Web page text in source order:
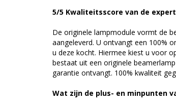
5/5 Kwaliteitsscore van de expert
De originele lampmodule vormt de
aangeleverd. U ontvangt een 100%
u deze kocht. Hiermee kiest u voor
bestaat uit een originele
garantie ontvangt. 100% kwaliteit
Wat zijn de plus- en minpunten